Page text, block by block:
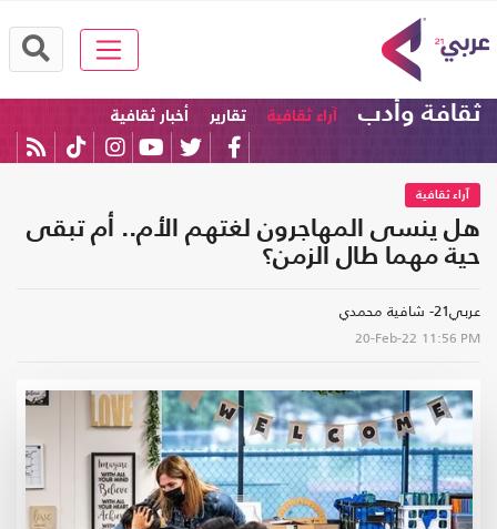
ثقافة وأدب آراء ثقافية تقارير أخبار ثقافية
آراء ثقافية
هل ينسى المهاجرون لغتهم الأم.. أم تبقى
حية مهما طال الزمن؟
عربي21- شافية محمدي
20-Feb-22 11:56 PM